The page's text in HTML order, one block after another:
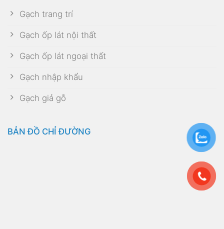
Gạch trang trí
Gạch ốp lát nội thất
Gạch ốp lát ngoại thất
Gạch nhập khẩu
Gạch giả gỗ
BẢN ĐỒ CHỈ ĐƯỜNG